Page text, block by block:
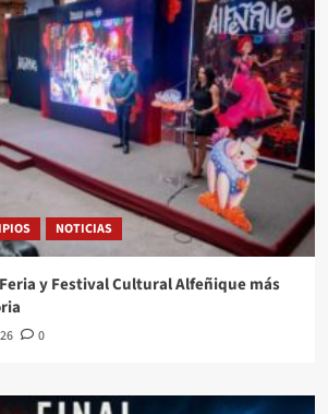
NOTICIAS
y Festival Cultural Alfeñique más
0